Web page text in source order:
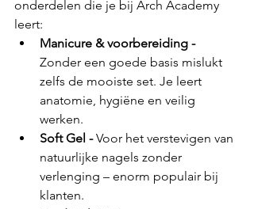
onderdelen die je bij Arch Academy
leert:
Manicure & voorbereiding -
Zonder een goede basis mislukt
zelfs de mooiste set. Je leert
anatomie, hygiëne en veilig
werken.
Soft Gel - Voor het verstevigen van
natuurlijke nagels zonder
verlenging – enorm populair bij
klanten.